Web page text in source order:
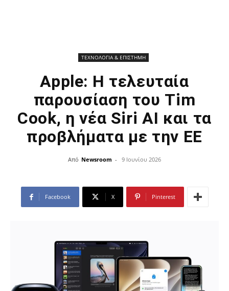
ΤΕΧΝΟΛΟΓΙΑ & ΕΠΙΣΤΗΜΗ
Apple: H τελευταία
παρουσίαση του Tim
Cook, η νέα Siri AI και τα
προβλήματα με την ΕΕ
Από Newsroom - 9 Ιουνίου 2026
Facebook X Pinterest